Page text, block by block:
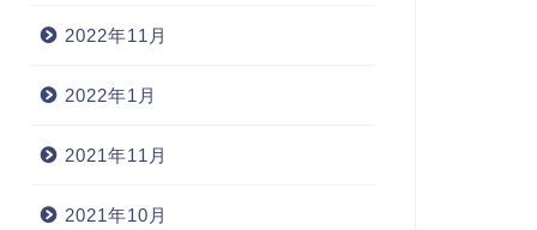
2022年11月
2022年1月
2021年11月
2021年10月